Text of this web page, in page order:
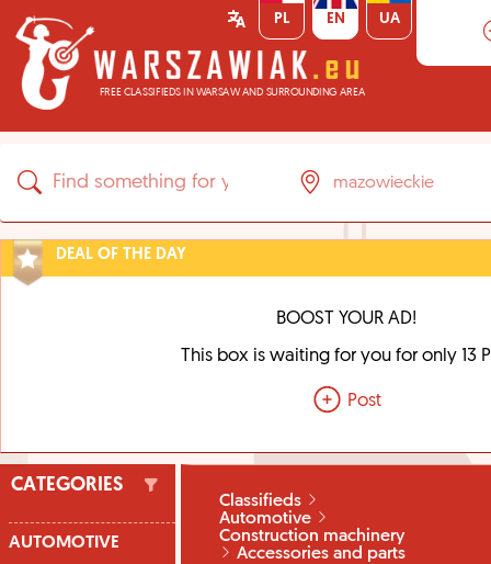
FREE CLASSIFIEDS IN WARSAW AND SURROUNDING AREA
PL EN UA
DEAL OF THE DAY
BOOST YOUR AD!
This box is waiting for you for only 13
Post
CATEGORIES
AUTOMOTIVE
Classifieds
Automotive
Construction machinery
Accessories and parts